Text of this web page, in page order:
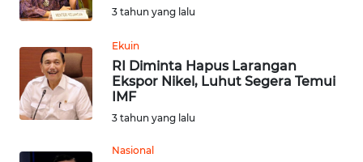
3 tahun yang lalu
Ekuin
RI Diminta Hapus Larangan
Ekspor Nikel, Luhut Segera Temui
IMF
3 tahun yang lalu
Nasional
WN
SELATAN
WN
TANJUNG